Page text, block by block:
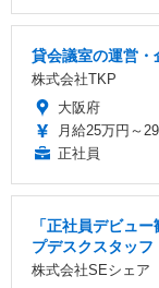
貸会議室の運営・
株式会社TKP
大阪府
月給25万円～
正社員
「正社員デビュ
プデスクスタッフ
株式会社SEシェア